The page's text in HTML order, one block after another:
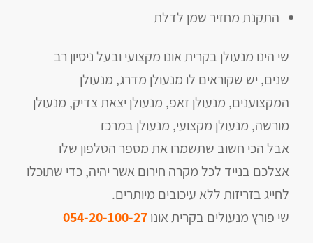
התקנת מחזיר שמן לדלת
שי הינו מנעולן בקרית אונו מקצועי ובעל ניסיון רב
שנים, יש שקוראים לו מנעולן מדרג, מנעולן
המקצוענים, מנעולן זאפ, מנעולן יצאת צדיק, מנעולן
מורשה, מנעולן מקצועי, מנעולן במרכז
אבל הכי חשוב שתשמרו את מספר הטלפון שלו
אצלכם בנייד לכל מקרה חירום אשר יהיה, כדי שתוכלו
לחייג בזריזות ללא עיכובים מיותרים.
שי פורץ מנעולים בקרית אונו054-20-100-27